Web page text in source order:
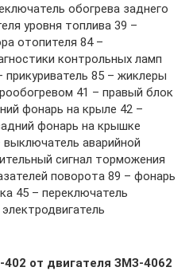
обогрева заднего
уровня топлива 39 –
отопителя 84 –
контрольных ламп
85 – жиклеры
41 – правый блок
фонарь на крыле 42 –
фонарь на крышке
аварийной
сигнал торможения
поворота 89 – фонарь
45 – переключатель
от двигателя ЗМЗ-4062